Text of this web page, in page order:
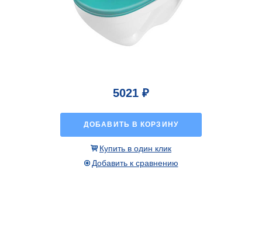
5021 ₽
ДОБАВИТЬ В КОРЗИНУ
Купить в один клик
Добавить к сравнению